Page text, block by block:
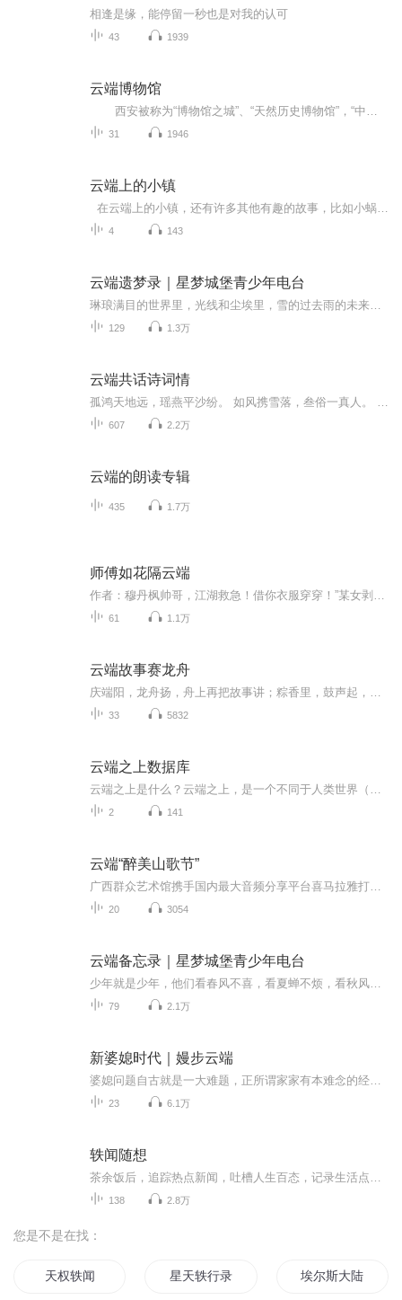
相逢是缘，能停留一秒也是对我的认可
43 1939
云端博物馆
31 1946
云端上的小镇
4 143
云端遗梦录｜星梦城堡青少年电台
129 1.3万
云端共话诗词情
607 2.2万
云端的朗读专辑
435 1.7万
师傅如花隔云端
61 1.1万
云端故事赛龙舟
33 5832
云端之上数据库
2 141
云端“醉美山歌节”
20 3054
云端备忘录｜星梦城堡青少年电台
79 2.1万
新婆媳时代｜嫚步云端
23 6.1万
轶闻随想
138 2.8万
您是不是在找：
天权轶闻 星天轶行录 埃尔斯大陆轶闻录